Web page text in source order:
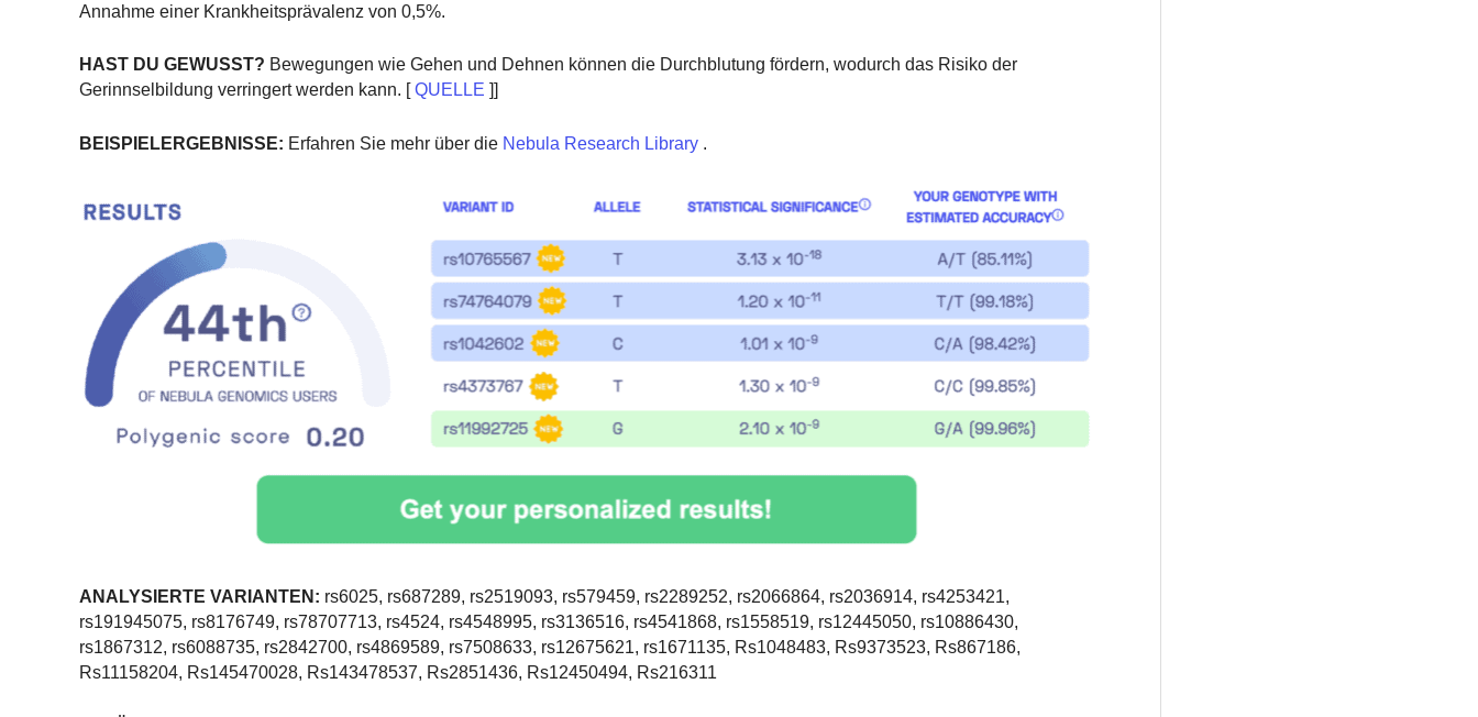
Annahme einer Krankheitsprävalenz von 0,5%.
HAST DU GEWUSST? Bewegungen wie Gehen und Dehnen können die Durchblutung fördern, wodurch das Risiko der
Gerinnselbildung verringert werden kann. [QUELLE ]]
BEISPIELERGEBNISSE: Erfahren Sie mehr über die Nebula Research Library .
ANALYSIERTE VARIANTEN: rs6025, rs687289, rs2519093, rs579459, rs2289252, rs2066864, rs2036914, rs4253421,
rs191945075, rs8176749, rs78707713, rs4524, rs4548995, rs3136516, rs4541868, rs1558519, rs12445050, rs10886430,
rs1867312, rs6088735, rs2842700, rs4869589, rs7508633, rs12675621, rs1671135, Rs1048483, Rs9373523, Rs867186,
Rs11158204, Rs145470028, Rs143478537, Rs2851436, Rs12450494, Rs216311